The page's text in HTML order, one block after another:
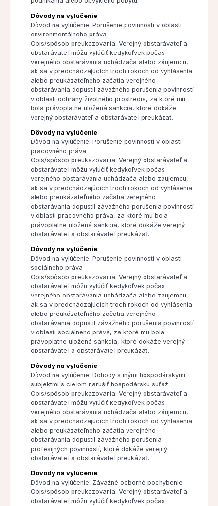
Dôvody na vylúčenie
Dôvod na vylúčenie: Porušenie povinností v oblasti
environmentálneho práva
Opis/spôsob preukazovania: Verejný obstarávateľ a
obstarávateľ môžu vylúčiť kedykoľvek počas
verejného obstarávania uchádzača alebo záujemcu,
ak sa v predchádzajúcich troch rokoch od vyhlásenia
alebo preukázateľného začatia verejného
obstarávania dopustil závažného porušenia povinností
v oblasti ochrany životného prostredia, za ktoré mu
bola právoplatne uložená sankcia, ktoré dokáže
verejný obstarávateľ a obstarávateľ preukázať.
Dôvody na vylúčenie
Dôvod na vylúčenie: Porušenie povinností v oblasti
pracovného práva
Opis/spôsob preukazovania: Verejný obstarávateľ a
obstarávateľ môžu vylúčiť kedykoľvek počas
verejného obstarávania uchádzača alebo záujemcu,
ak sa v predchádzajúcich troch rokoch od vyhlásenia
alebo preukázateľného začatia verejného
obstarávania dopustil závažného porušenia povinností
v oblasti pracovného práva, za ktoré mu bola
právoplatne uložená sankcia, ktoré dokáže verejný
obstarávateľ a obstarávateľ preukázať.
Dôvody na vylúčenie
Dôvod na vylúčenie: Porušenie povinností v oblasti
sociálneho práva
Opis/spôsob preukazovania: Verejný obstarávateľ a
obstarávateľ môžu vylúčiť kedykoľvek počas
verejného obstarávania uchádzača alebo záujemcu,
ak sa v predchádzajúcich troch rokoch od vyhlásenia
alebo preukázateľného začatia verejného
obstarávania dopustil závažného porušenia povinností
v oblasti sociálneho práva, za ktoré mu bola
právoplatne uložená sankcia, ktoré dokáže verejný
obstarávateľ a obstarávateľ preukázať.
Dôvody na vylúčenie
Dôvod na vylúčenie: Dohody s inými hospodárskymi
subjektmi s cieľom narušiť hospodársku súťaž
Opis/spôsob preukazovania: Verejný obstarávateľ a
obstarávateľ môžu vylúčiť kedykoľvek počas
verejného obstarávania uchádzača alebo záujemcu,
ak sa v predchádzajúcich troch rokoch od vyhlásenia
alebo preukázateľného začatia verejného
obstarávania dopustil závažného porušenia
profesijných povinností, ktoré dokáže verejný
obstarávateľ a obstarávateľ preukázať.
Dôvody na vylúčenie
Dôvod na vylúčenie: Závažné odborné pochybenie
Opis/spôsob preukazovania: Verejný obstarávateľ a
obstarávateľ môžu vylúčiť kedykoľvek počas